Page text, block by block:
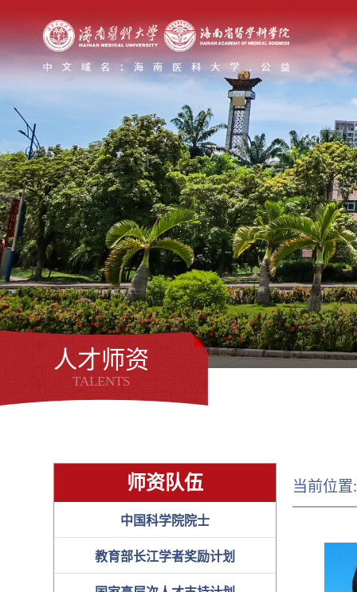
人才师资
TALENTS
师资队伍
中国科学院院士
教育部长江学者奖励计划
当前位置: